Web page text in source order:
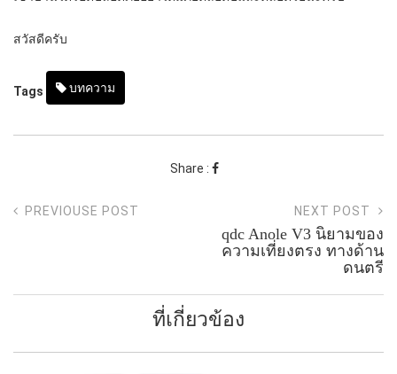
สวัสดีครับ
Tags บทความ
Share :
PREVIOUSE POST NEXT POST
qdc Anole V3 นิยามของ
ความเที่ยงตรง ทางด้าน
ดนตรี
ที่เกี่ยวข้อง